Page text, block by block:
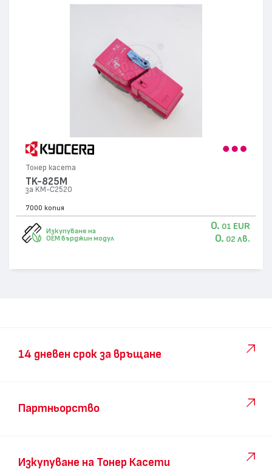
Тонер касета
TK-825M
за KM-C2520
7000 копия
Изкупуване на
OEM върджин модул
0. 01 EUR
0. 02 лв.
14 дневен срок за връщане
Партньорство
Изкупуване на Тонер Касети